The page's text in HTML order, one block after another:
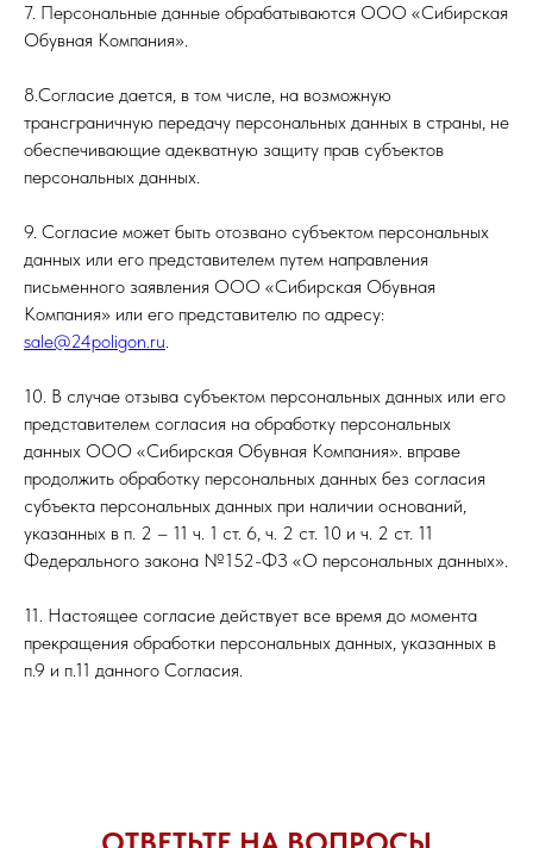
7. Персональные данные обрабатываются ООО «Сибирская
Обувная Компания».
8.Согласие дается, в том числе, на возможную
трансграничную передачу персональных данных в страны, не
обеспечивающие адекватную защиту прав субъектов
персональных данных.
9. Согласие может быть отозвано субъектом персональных
данных или его представителем путем направления
письменного заявления ООО «Сибирская Обувная
Компания» или его представителю по адресу:
sale@24poligon.ru.
10. В случае отзыва субъектом персональных данных или его
представителем согласия на обработку персональных
данных ООО «Сибирская Обувная Компания». вправе
продолжить обработку персональных данных без согласия
субъекта персональных данных при наличии оснований,
указанных в п. 2 – 11 ч. 1 ст. 6, ч. 2 ст. 10 и ч. 2 ст. 11
Федерального закона №152-ФЗ «О персональных данных».
11. Настоящее согласие действует все время до момента
прекращения обработки персональных данных, указанных в
п.9 и п.11 данного Согласия.